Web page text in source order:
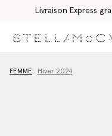
Livraison Express
FEMME Hiver 2024